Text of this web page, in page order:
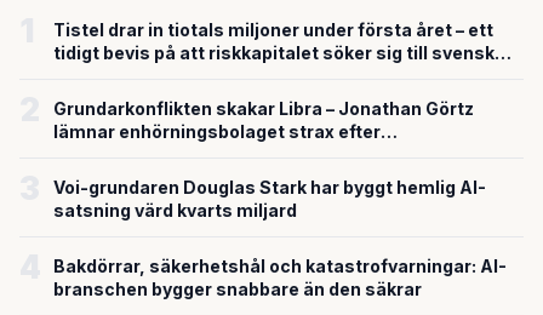
Tistel drar in tiotals miljoner under första året – ett
tidigt bevis på att riskkapitalet söker sig till svensk
Grundarkonflikten skakar Libra – Jonathan Görtz
lämnar enhörningsbolaget strax efter
Voi-grundaren Douglas Stark har byggt hemlig AI-
satsning värd kvarts miljard
Bakdörrar, säkerhetshål och katastrofvarningar: AI-
branschen bygger snabbare än den säkrar